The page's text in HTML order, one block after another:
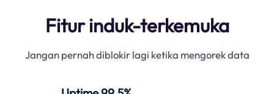
Fitur induk-terkemuka
Jangan pernah diblokir lagi ketika mengorek data